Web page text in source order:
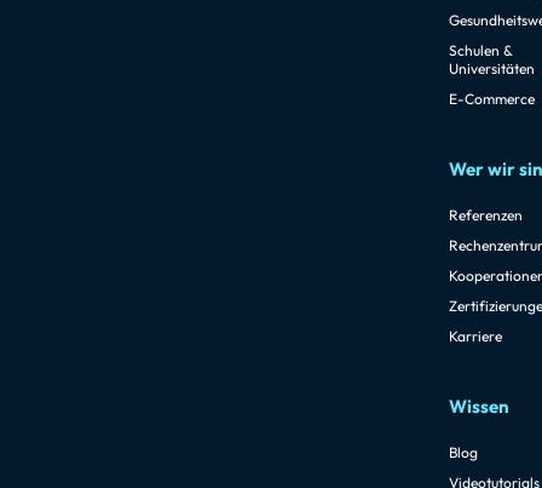
Schulen &
Universitäten
E-Commerce
Wer wir
Referenzen
Karriere
Wissen
Blog
Videotutorials